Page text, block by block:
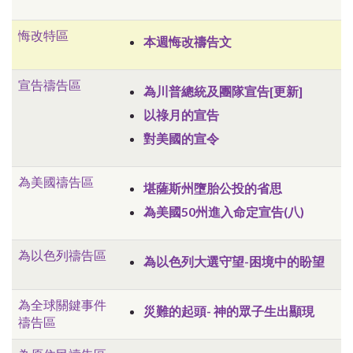
悔改特區 本週悔改禱告文
宣告禱告區
為川普總統及團隊宣告[更新]
以祿月的宣告
對美國的宣令
為美國禱告區
堪薩斯州墮胎公投的省思
為美國50州進入命定宣告(八)
為以色列禱告區 為以色列大選守望-困境中的盼望
為全球關鍵事件
禱告區
災難的起頭- 神的眾子生出顯現